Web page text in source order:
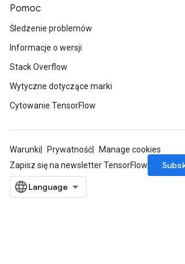
Pomoc
Śledzenie problemów
Informacje o wersji
Stack Overflow
Wytyczne dotyczące marki
Cytowanie TensorFlow
Warunki Prywatność
Manage cookies
Zapisz się na newsletter TensorFlow